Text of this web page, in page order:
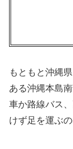
もともと沖縄
ある沖縄本島
車か路線バス
けず足を運ぶ